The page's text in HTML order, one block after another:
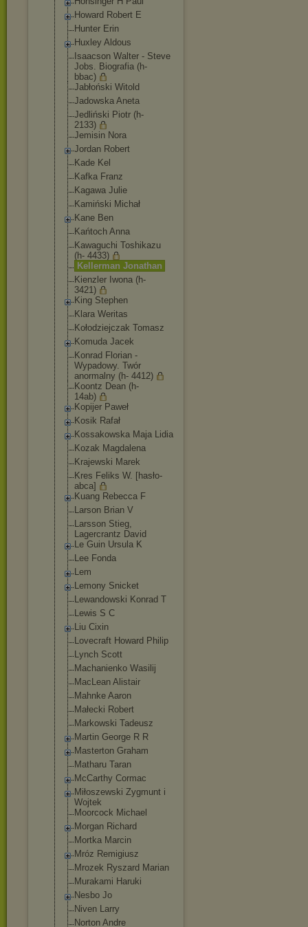
Howard Robert E
Hunter Erin
Huxley Aldous
Isaacson Walter - Steve
Jobs. Biografia (h-
bbac)
Jabłoński Witold
Jadowska Aneta
Jedliński Piotr (h-
2133)
Jemisin Nora
Jordan Robert
Kade Kel
Kafka Franz
Kagawa Julie
Kamiński Michał
Kane Ben
Kańtoch Anna
Kawaguchi Toshikazu
(h- 4433)
Kellerman Jonathan
Kienzler Iwona (h-
3421)
King Stephen
Klara Weritas
Kołodziejczak Tomasz
Komuda Jacek
Konrad Florian -
Wypadowy. Twór
anormalny (h- 4412)
Koontz Dean (h-
14ab)
Kopijer Paweł
Kosik Rafał
Kossakowska Maja Lidia
Kozak Magdalena
Krajewski Marek
Kres Feliks W. [hasło-
abca]
Kuang Rebecca F
Larson Brian V
Larsson Stieg,
Lagercrantz David
Le Guin Ursula K
Lee Fonda
Lem
Lemony Snicket
Lewandowski Konrad T
Lewis S C
Liu Cixin
Lovecraft Howard Philip
Lynch Scott
Machanienko Wasilij
MacLean Alistair
Mahnke Aaron
Małecki Robert
Markowski Tadeusz
Martin George R R
Masterton Graham
Matharu Taran
McCarthy Cormac
Miłoszewski Zygmunt i
Wojtek
Moorcock Michael
Morgan Richard
Mortka Marcin
Mróz Remigiusz
Mrozek Ryszard Marian
Murakami Haruki
Nesbo Jo
Niven Larry
Norton Andre